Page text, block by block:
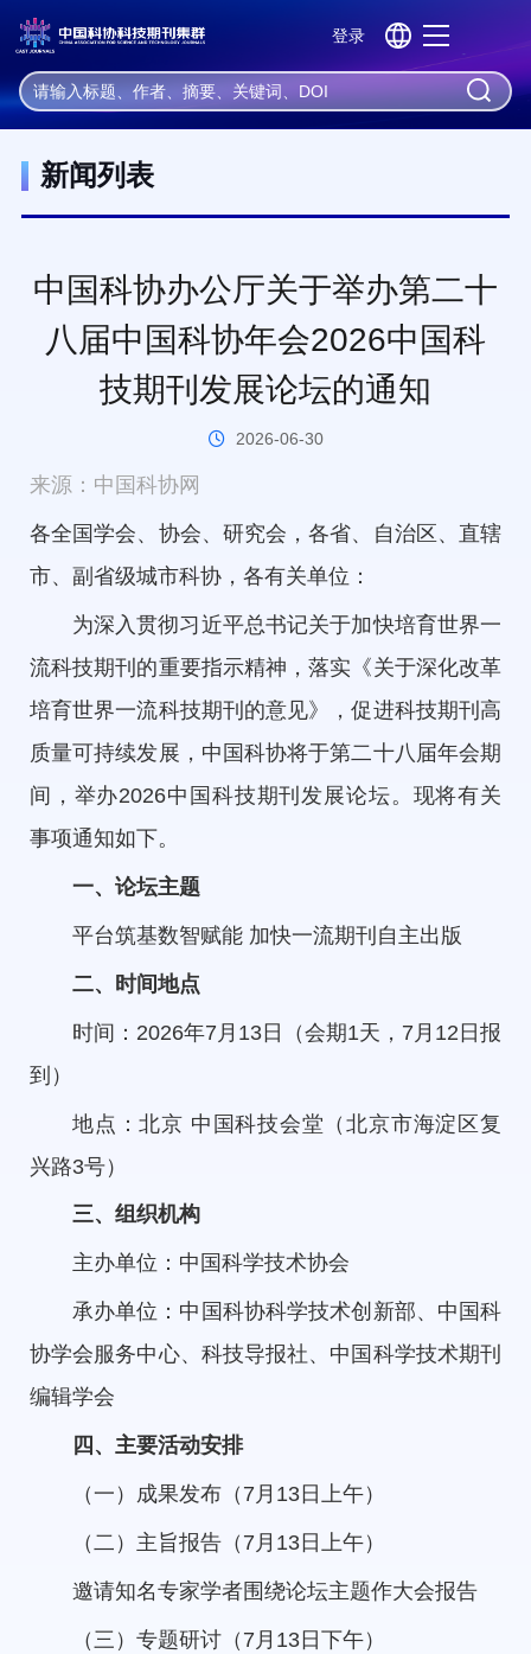
机器学习 深度学习 神经网络 自然语言处理
登录
首 页 资 讯 新闻列表
新闻列表
中国科协办公厅关于举办第二十
八届中国科协年会2026中国科
技期刊发展论坛的通知
2026-06-30
来源：中国科协网
各全国学会、协会、研究会，各省、自治区、直辖
市、副省级城市科协，各有关单位：
为深入贯彻习近平总书记关于加快培育世界一
流科技期刊的重要指示精神，落实《关于深化改革
培育世界一流科技期刊的意见》，促进科技期刊高
质量可持续发展，中国科协将于第二十八届年会期
间，举办2026中国科技期刊发展论坛。现将有关
事项通知如下。
一、论坛主题
平台筑基数智赋能 加快一流期刊自主出版
二、时间地点
时间：2026年7月13日（会期1天，7月12日报
到）
地点：北京 中国科技会堂（北京市海淀区复
兴路3号）
三、组织机构
主办单位：中国科学技术协会
承办单位：中国科协科学技术创新部、中国科
协学会服务中心、科技导报社、中国科学技术期刊
编辑学会
四、主要活动安排
（一）成果发布（7月13日上午）
（二）主旨报告（7月13日上午）
邀请知名专家学者围绕论坛主题作大会报告
（三）专题研讨（7月13日下午）